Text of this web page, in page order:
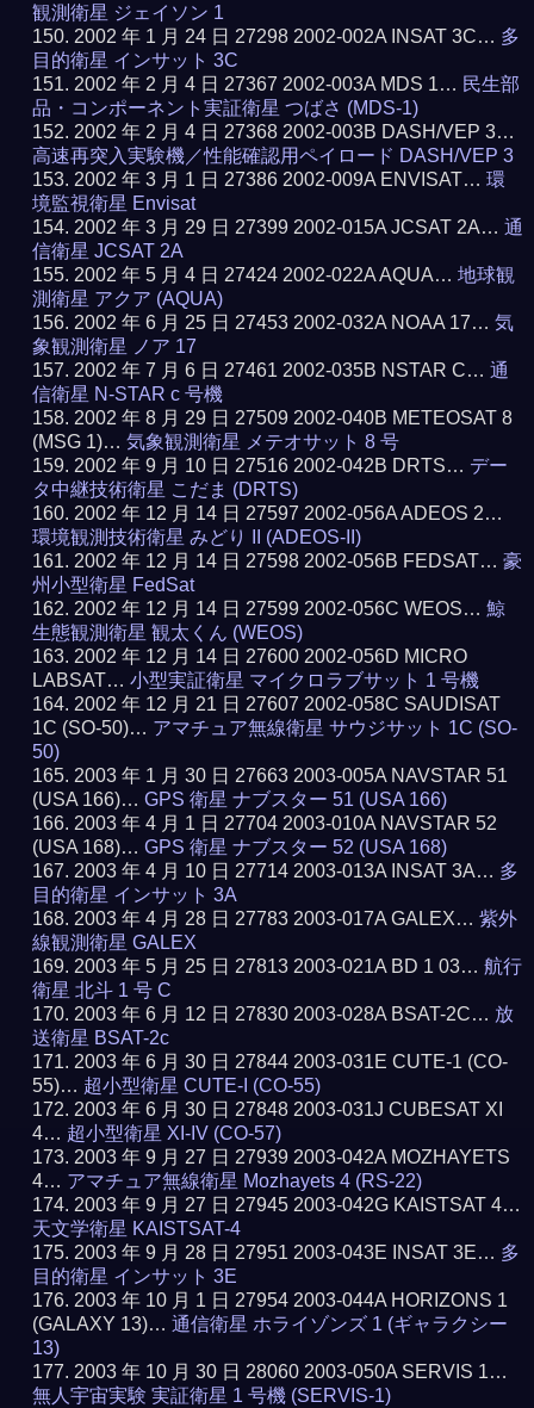
観測衛星 ジェイソン 1
2002 年 1 月 24 日 27298 2002-002A INSAT 3C… 多
目的衛星 インサット 3C
2002 年 2 月 4 日 27367 2002-003A MDS 1… 民生部
品・コンポーネント実証衛星 つばさ (MDS-1)
2002 年 2 月 4 日 27368 2002-003B DASH/VEP 3…
高速再突入実験機／性能確認用ペイロード DASH/VEP 3
2002 年 3 月 1 日 27386 2002-009A ENVISAT…環
境監視衛星 Envisat
2002 年 3 月 29 日 27399 2002-015A JCSAT 2A…通
信衛星 JCSAT 2A
2002 年 5 月 4 日 27424 2002-022A AQUA…地球観
測衛星 アクア (AQUA)
2002 年 6 月 25 日 27453 2002-032A NOAA 17…気
象観測衛星 ノア 17
2002 年 7 月 6 日 27461 2002-035B NSTAR C…通
信衛星 N-STAR c 号機
2002 年 8 月 29 日 27509 2002-040B METEOSAT 8
(MSG 1)…気象観測衛星 メテオサット 8 号
2002 年 9 月 10 日 27516 2002-042B DRTS… デー
タ中継技術衛星 こだま (DRTS)
2002 年 12 月 14 日 27597 2002-056A ADEOS 2…
環境観測技術衛星 みどり II (ADEOS-II)
2002 年 12 月 14 日 27598 2002-056B FEDSAT…豪
州小型衛星 FedSat
2002 年 12 月 14 日 27599 2002-056C WEOS…鯨
生態観測衛星 観太くん (WEOS)
2002 年 12 月 14 日 27600 2002-056D MICRO
LABSAT…小型実証衛星 マイクロラブサット 1 号機
2002 年 12 月 21 日 27607 2002-058C SAUDISAT
1C (SO-50)… アマチュア無線衛星 サウジサット 1C (SO-
50)
2003 年 1 月 30 日 27663 2003-005A NAVSTAR 51
(USA 166)…GPS 衛星 ナブスター 51 (USA 166)
2003 年 4 月 1 日 27704 2003-010A NAVSTAR 52
(USA 168)…GPS 衛星 ナブスター 52 (USA 168)
2003 年 4 月 10 日 27714 2003-013A INSAT 3A… 多
目的衛星 インサット 3A
2003 年 4 月 28 日 27783 2003-017A GALEX…紫外
線観測衛星 GALEX
2003 年 5 月 25 日 27813 2003-021A BD 1 03…航行
衛星 北斗 1 号 C
2003 年 6 月 12 日 27830 2003-028A BSAT-2C… 放
送衛星 BSAT-2c
2003 年 6 月 30 日 27844 2003-031E CUTE-1 (CO-
55)… 超小型衛星 CUTE-I (CO-55)
2003 年 6 月 30 日 27848 2003-031J CUBESAT XI
4… 超小型衛星 XI-IV (CO-57)
2003 年 9 月 27 日 27939 2003-042A MOZHAYETS
4… アマチュア無線衛星 Mozhayets 4 (RS-22)
2003 年 9 月 27 日 27945 2003-042G KAISTSAT 4…
天文学衛星 KAISTSAT-4
2003 年 9 月 28 日 27951 2003-043E INSAT 3E… 多
目的衛星 インサット 3E
2003 年 10 月 1 日 27954 2003-044A HORIZONS 1
(GALAXY 13)…通信衛星 ホライゾンズ 1 (ギャラクシー
13)
2003 年 10 月 30 日 28060 2003-050A SERVIS 1…
無人宇宙実験 実証衛星 1 号機 (SERVIS-1)